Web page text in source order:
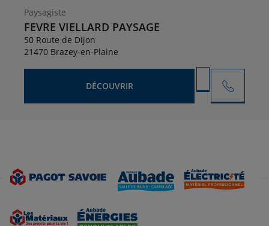
Paysagiste
FEVRE VIELLARD PAYSAGE
50 Route de Dijon
21470 Brazey-en-Plaine
DÉCOUVRIR